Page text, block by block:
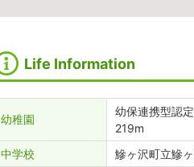
Life Information
幼稚園
幼保連携型認
219m
中学校 鰺ヶ沢町立鰺